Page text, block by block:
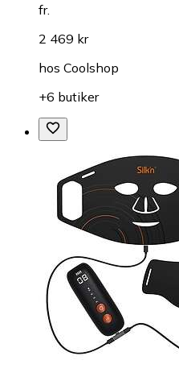
fr.
2 469 kr
hos Coolshop
+6 butiker